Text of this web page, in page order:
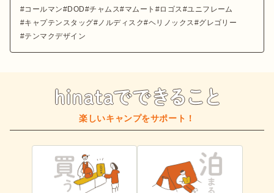
コールマン
DOD チャムス マムート ロゴス
ユニフレーム
キャプテンスタッグ
ノルディスク ヘリノックス
グレゴリー
テンマクデザイン
楽しいキャンプをサポート！